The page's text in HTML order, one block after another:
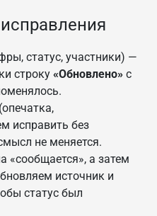
статус, участники) —
строку «Обновлено» с
исправить без
не меняется.
«сообщается», а затем
источник и
статус был